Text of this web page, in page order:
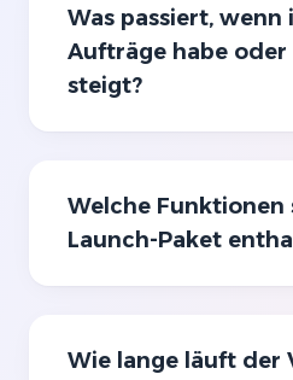
Was passiert, wenn
Aufträge habe oder
steigt?
Welche Funktionen
Launch-Paket
Wie lange läuft der